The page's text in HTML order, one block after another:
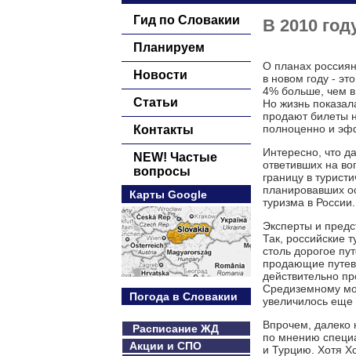
Гид по Словакии
Планируем
Новости
Статьи
Контакты
NEW! Частые
вопросы
Карты Google
Погода в Словакии
Расписание ЖД
Акции и СПО
В 2010
О планах
в новом году -
4% больше, чем в
Но жизнь
продают билеты
полноценно и
Интересно, что
ответивших на
границу в
планировавших
туризма в России.
Эксперты и
Так, российские
столь дорогое
продающие
действительно
Средиземному
увеличилось еще
Впрочем, далеко
по мнению
и Турцию. Хотя